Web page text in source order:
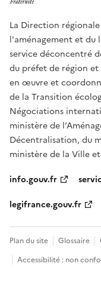
La Direction
l'aménagement et du
service déconcentré
du préfet de région
en œuvre et
de la Transition
Négociations
ministère de
Décentralisation, du
ministère de la Ville
info.gouv.fr
legifrance.gouv.fr
Plan du site Glossaire
Accessibilité : non